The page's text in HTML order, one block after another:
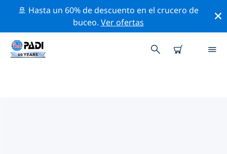
🚢 Hasta un 60% de descuento en el crucero de
buceo. Ver ofertas